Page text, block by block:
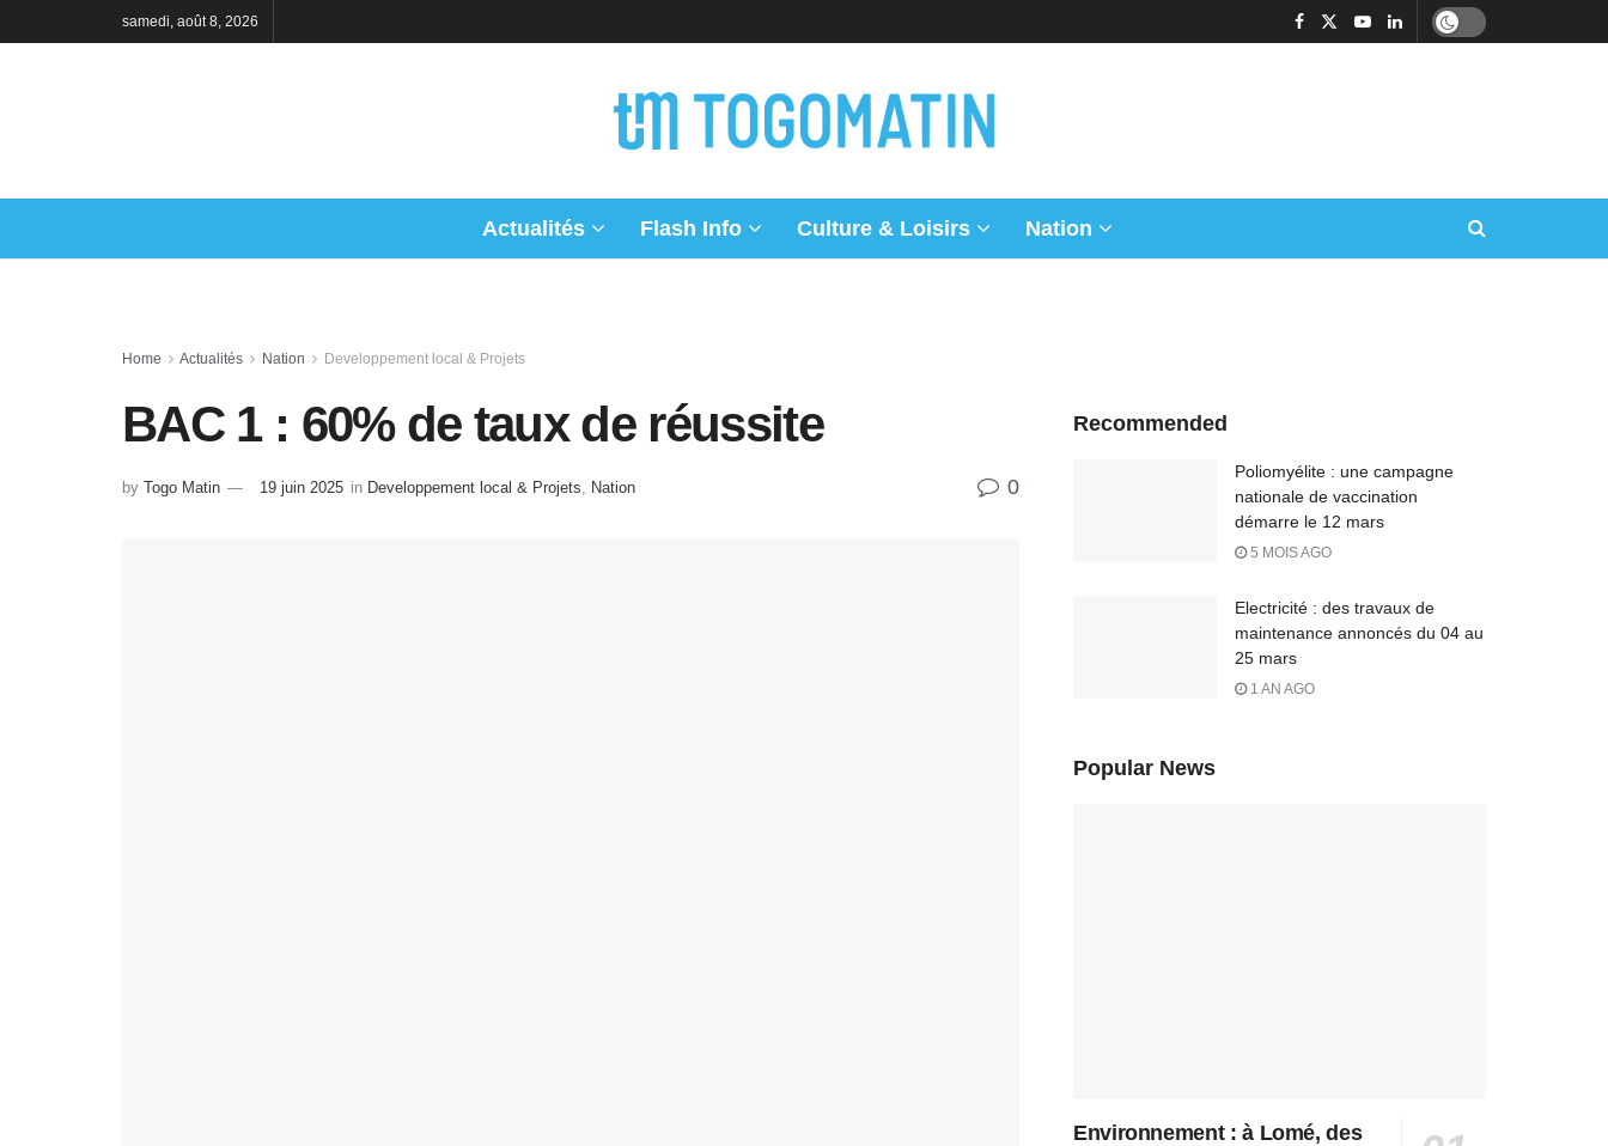
samedi, août 8, 2026
Actualités Flash Info Culture & Loisirs Nation
Home Actualités Nation Developpement local & Projets
BAC 1 : 60% de taux de réussite
by Togo Matin 19 juin 2025 in Developpement local & Projets Nation 0
Recommended
Poliomyélite : une campagne
nationale de vaccination
démarre le 12 mars
5 MOIS AGO
Electricité : des travaux de
maintenance annoncés du 04 au
25 mars
1 AN AGO
Popular News
Environnement : à Lomé, des